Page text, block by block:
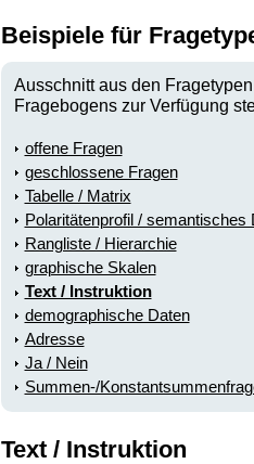
Beispiele für
Ausschnitt aus den
Fragebogens zur Verfügung
offene Fragen
geschlossene Fragen
Tabelle / Matrix
Polaritätenprofil / semantisches
Rangliste / Hierarchie
graphische Skalen
Text / Instruktion
demographische Daten
Adresse
Ja / Nein
Summen-/
Text / Instruktion